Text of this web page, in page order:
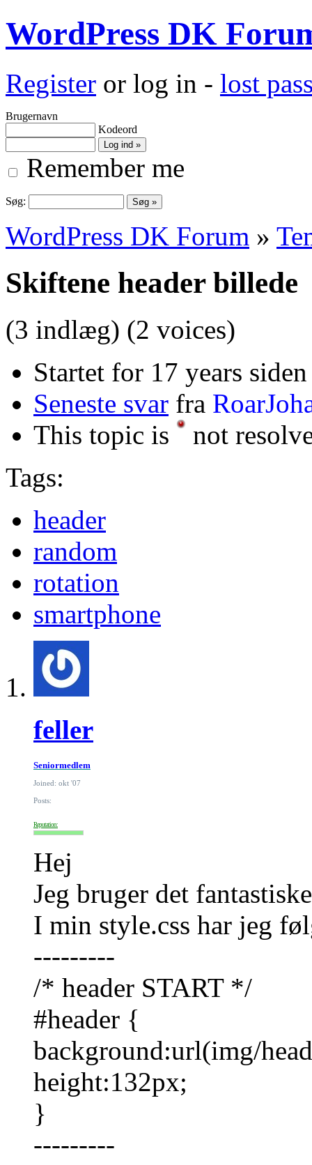
WordPress DK
Register or log in - lost
Brugernavn
Kodeord
Remember me
Søg:
WordPress DK Forum »
Skiftene header billede
(3 indlæg) (2 voices)
Startet for 17 years
Seneste svar fra
This topic is
not
Tags:
header
random
rotation
smartphone
feller
Seniormedlem
Joined: okt '07
Posts:
Reputation:
Hej
Jeg bruger det
I min style.css har jeg
---------
/* header START */
#header {
background:url(img/
height:132px;
}
---------